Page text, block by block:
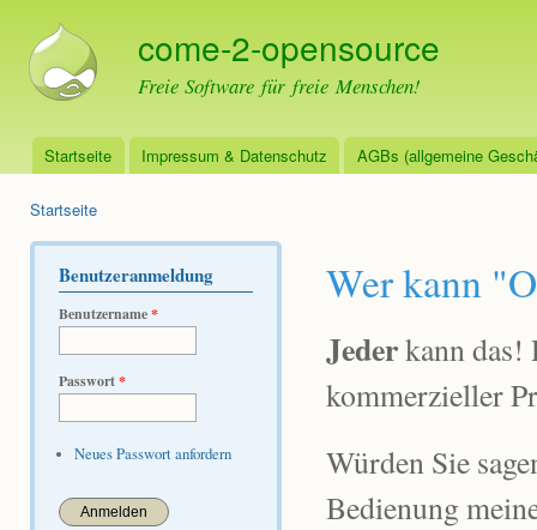
come-2-opensource
Freie Software für freie Menschen!
Hauptmenü
Startseite Impressum & Datenschutz AGBs (allgemeine
Startseite
Benutzeranmeldung
Benutzername*
Passwort*
Neues Passwort anfordern
Wer kann
Jederkann das!
kommerzieller
Würden Sie
Bedienung